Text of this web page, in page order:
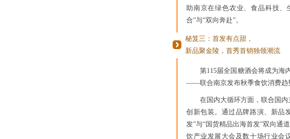
助南京在绿色农业、食品科技
合”与“双向奔赴”。
秘笈三：首发有点甜，
新品聚金陵，首秀首销独领潮流
第115届全国糖酒会将成为海
——联合南京发布秋季食饮消费趋
在国内大循环方面，联合国
创新包装。通过品牌路演、新品
发”与“国货精品出海首发”双向通
饮产业发展大会及数十场行业会